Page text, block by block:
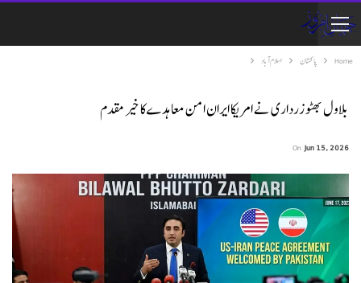
Home پاکستان اسلام آباد
بلاول بھٹو زرداری نے امریکا ایران امن معاہدے کا خیر مقدم
On Jun 15, 2026